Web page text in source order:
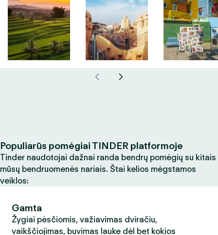
Populiarūs pomėgiai TINDER platformoje
Tinder naudotojai dažnai randa bendrų pomėgių su kitais
mūsų bendruomenės nariais. Štai kelios mėgstamos
veiklos:
Gamta
Žygiai pėsčiomis, važiavimas dviračiu,
vaikščiojimas, buvimas lauke dėl bet kokios